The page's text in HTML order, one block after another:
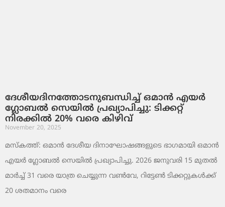
ദേശീയദിനത്തോടനുബന്ധിച്ച് ഒമാൻ എയർ
ഗ്ലോബൽ സെയിൽ പ്രഖ്യാപിച്ചു: ടിക്കറ്റ്
നിരക്കിൽ 20% വരെ കിഴിവ്
November 20, 2025
മസ്‌കത്ത്: ഒമാൻ ദേശീയ ദിനാഘോഷങ്ങളുടെ ഭാഗമായി ഒമാൻ
എയർ ഗ്ലോബൽ സെയിൽ പ്രഖ്യാപിച്ചു. 2026 ജനുവരി 15 മുതൽ
മാർച്ച് 31 വരെ യാത്ര ചെയ്യുന്ന വൺവേ, റിട്ടേൺ ടിക്കറ്റുകൾക്ക്
20 ശതമാനം വരെ